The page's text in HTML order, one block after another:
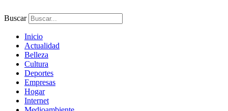
al
contenido
Buscar
Inicio
Actualidad
Belleza
Cultura
Deportes
Empresas
Hogar
Internet